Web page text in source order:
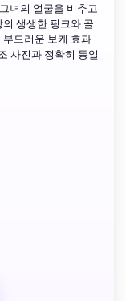
녀의 얼굴을 비추고
생생한 핑크와 골
부드러운 보케 효과
사진과 정확히 동일